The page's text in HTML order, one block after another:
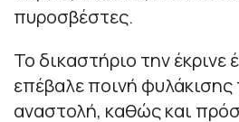
πυροσβέστες.
Το δικαστήριο την έκρινε
επέβαλε ποινή
αναστολή, καθώς και